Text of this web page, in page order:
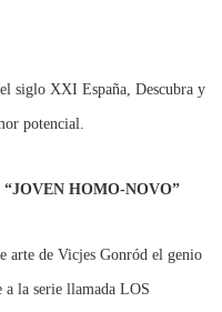
siglo XXI España, Descubra y
potencial.
“JOVEN HOMO-NOVO”
arte de Vicjes Gonród el genio
la serie llamada LOS